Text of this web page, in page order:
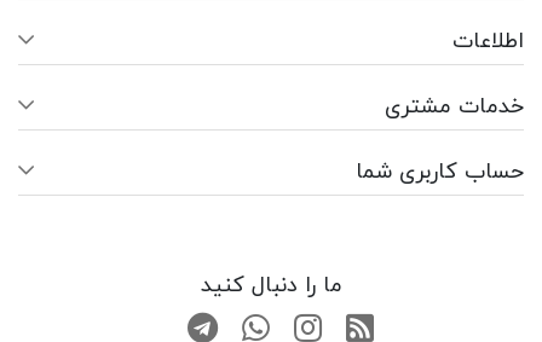
اطلاعات
خدمات مشتری
حساب کاربری شما
ما را دنبال کنید
RSS صفحه اینستاگرام
تماس با واتس اپ
کانال تلگرام